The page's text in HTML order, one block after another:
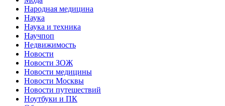
Народная медицина
Наука
Наука и техника
Научпоп
Недвижимость
Новости
Новости ЗОЖ
Новости медицины
Новости Москвы
Новости путешествий
Ноутбуки и ПК